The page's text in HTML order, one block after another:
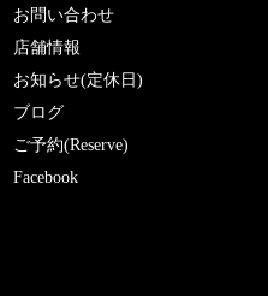
お問い合わせ
店舗情報
お知らせ(定休日)
ブログ
ご予約(Reserve)
Facebook